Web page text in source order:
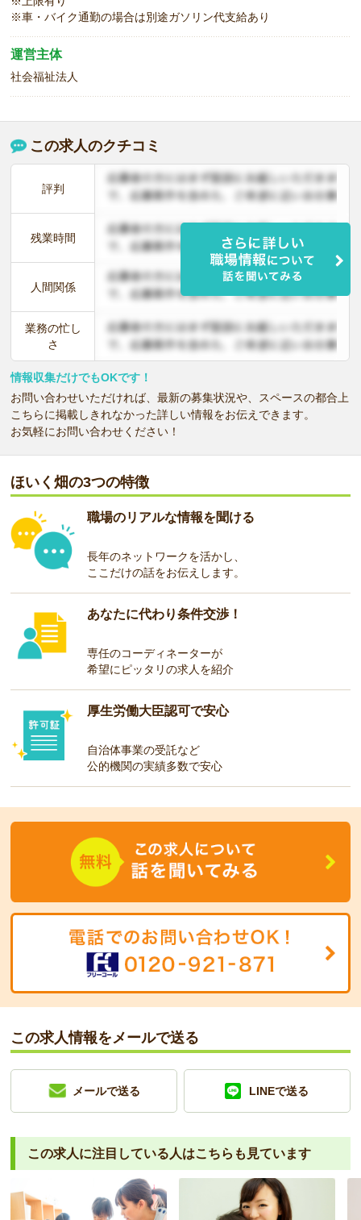
※車・バイク通勤の場合は別途ガソリン代支給あり
運営主体
社会福祉法人
この求人のクチコミ
評判
残業時間
人間関係
業務の忙し
さ
情報収集だけでもOKです！
お問い合わせいただければ、最新の募集状況や、スペースの都合上
こちらに掲載しきれなかった詳しい情報をお伝えできます。
お気軽にお問い合わせください！
ほいく畑の3つの特徴
職場のリアルな情報を聞ける
長年のネットワークを活かし、
ここだけの話をお伝えします。
あなたに代わり条件交渉！
専任のコーディネーターが
希望にピッタリの求人を紹介
厚生労働大臣認可で安心
自治体事業の受託など
公的機関の実績多数で安心
この求人情報をメールで送る
メールで送る LINEで送る
この求人に注目している人はこちらも見ています